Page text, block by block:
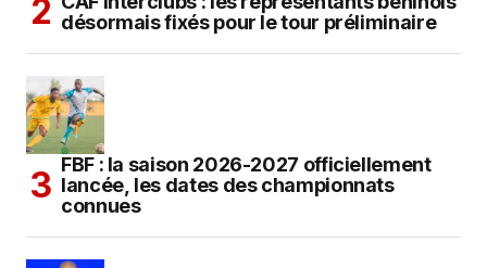
désormais fixés pour le tour préliminaire
FBF : la saison 2026-2027 officiellement
lancée, les dates des championnats
connues